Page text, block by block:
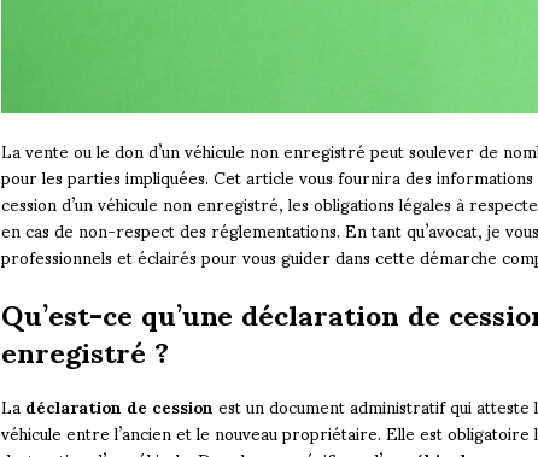
La vente ou le don d’un véhicule non enregistré peut soulever de
pour les parties impliquées. Cet article vous fournira des
cession d’un véhicule non enregistré, les obligations légales à
en cas de non-respect des réglementations. En tant qu’avocat, je
professionnels et éclairés pour vous guider dans cette démarche
Qu’est-ce qu’une déclaration de
enregistré ?
Ladéclaration de cessionest un document administratif qui
véhicule entre l’ancien et le nouveau propriétaire. Elle est